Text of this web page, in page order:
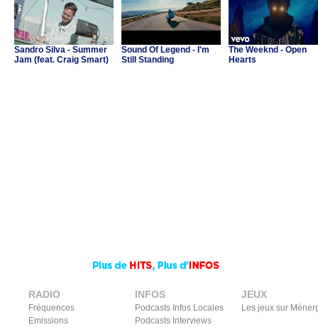
Sandro Silva - Summer
Jam (feat. Craig Smart)
Sound Of Legend - I'm
Still Standing
The Weeknd - Open
Hearts
RADIO
Fréquences
Emissions
INFOS
Podcasts Infos Locales
Podcasts Interviews
JEUX
Les jeux sur